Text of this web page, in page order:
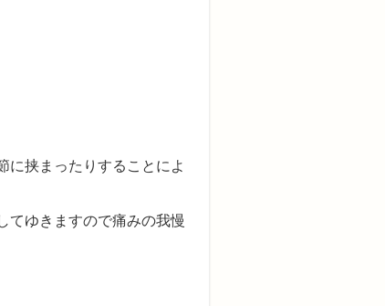
に挟まったりすることによ
てゆきますので痛みの我慢